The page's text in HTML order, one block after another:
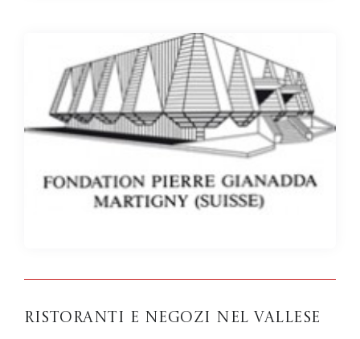
Ristoranti e negozi nel Vallese